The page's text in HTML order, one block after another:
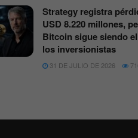
Strategy registra
USD 8.220 millones,
Bitcoin sigue siendo
los inversionistas
31 DE JULIO DE 2026